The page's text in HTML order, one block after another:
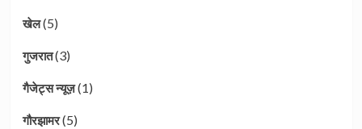
खेल(5)
गुजरात(3)
गैजेट्स न्यूज़(1)
गौरझामर(5)